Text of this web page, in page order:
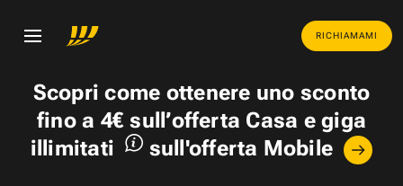
RICHIAMAMI
Scopri come ottenere uno sconto
fino a 4€ sull’offerta Casa egiga
illimitati
sull'offerta Mobile